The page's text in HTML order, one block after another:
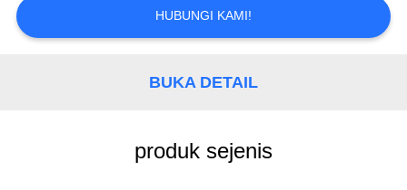
KASUS
HUBUNGI KAMI!
BUKA DETAIL
produk sejenis